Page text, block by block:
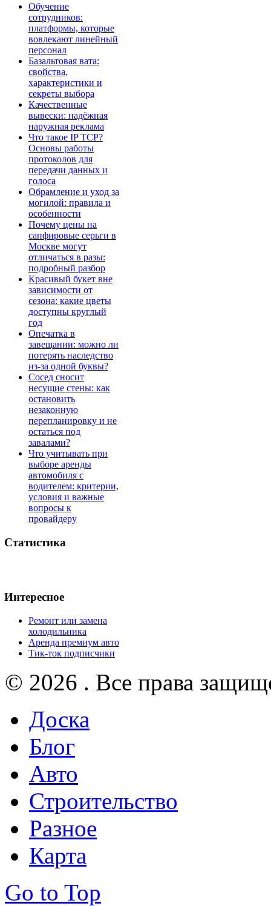
Обучение
сотрудников:
платформы, которые
вовлекают линейный
персонал
Базальтовая вата:
свойства,
характеристики и
секреты выбора
Качественные
вывески: надёжная
наружная реклама
Что такое IP TCP?
Основы работы
протоколов для
передачи данных и
голоса
Обрамление и уход за
могилой: правила и
особенности
Почему цены на
сапфировые серьги в
Москве могут
отличаться в разы:
подробный разбор
Красивый букет вне
зависимости от
сезона: какие цветы
доступны круглый
год
Опечатка в
завещании: можно ли
потерять наследство
из-за одной буквы?
Сосед сносит
несущие стены: как
остановить
незаконную
перепланировку и не
остаться под
завалами?
Что учитывать при
выборе аренды
автомобиля с
водителем: критерии,
условия и важные
вопросы к
провайдеру
Статистика
Интересное
Ремонт или замена
холодильника
Аренда премиум авто
Тик-ток подписчики
© 2026 . Все права
Доска
Блог
Авто
Строительство
Разное
Карта
Go to Top